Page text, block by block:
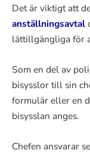
Det är viktigt att
anställningsavtal
lättillgängliga för
Som en del av
bisysslor till sin
formulär eller en
bisysslan anges.
Chefen ansvarar